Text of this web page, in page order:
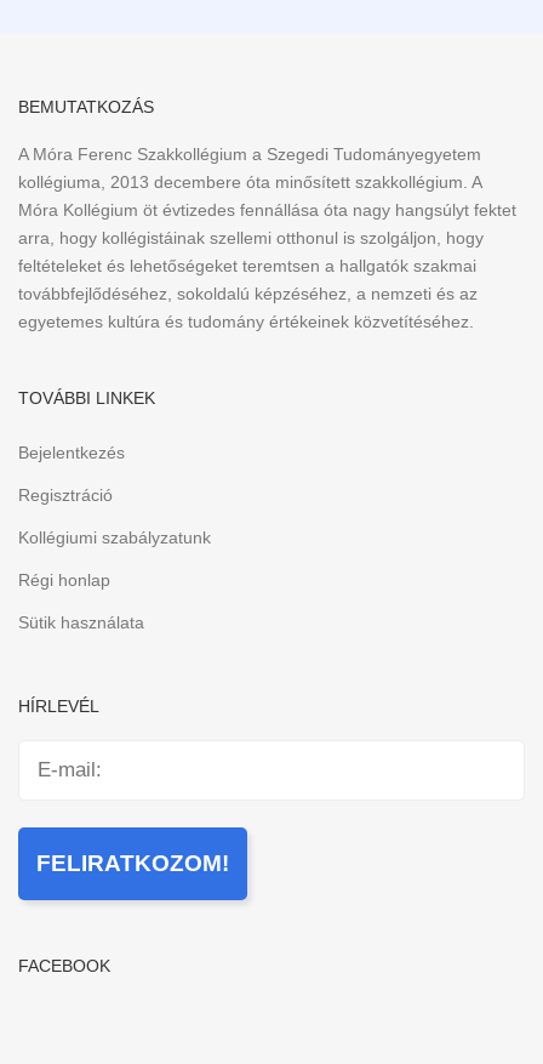
BEMUTATKOZÁS
A Móra Ferenc Szakkollégium a Szegedi Tudományegyetem
kollégiuma, 2013 decembere óta minősített szakkollégium. A
Móra Kollégium öt évtizedes fennállása óta nagy hangsúlyt fektet
arra, hogy kollégistáinak szellemi otthonul is szolgáljon, hogy
feltételeket és lehetőségeket teremtsen a hallgatók szakmai
továbbfejlődéséhez, sokoldalú képzéséhez, a nemzeti és az
egyetemes kultúra és tudomány értékeinek közvetítéséhez.
TOVÁBBI LINKEK
Bejelentkezés
Regisztráció
Kollégiumi szabályzatunk
Régi honlap
Sütik használata
HÍRLEVÉL
FACEBOOK